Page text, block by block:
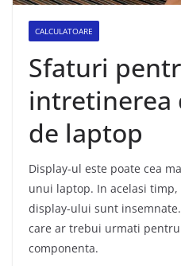
CALCULATOARE
Sfaturi
intretinerea
de laptop
Display-ul este poate cea
unui laptop. In acelasi
display-ului sunt
care ar trebui urmati
componenta.